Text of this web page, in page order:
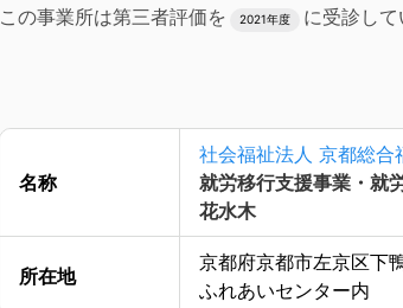
この事業所は第三者評価を 2021年度 に受診して
名称
社会福祉法人 京都総合
就労移行支援事業・就
花水木
所在地
京都府京都市左京区下
ふれあいセンター内